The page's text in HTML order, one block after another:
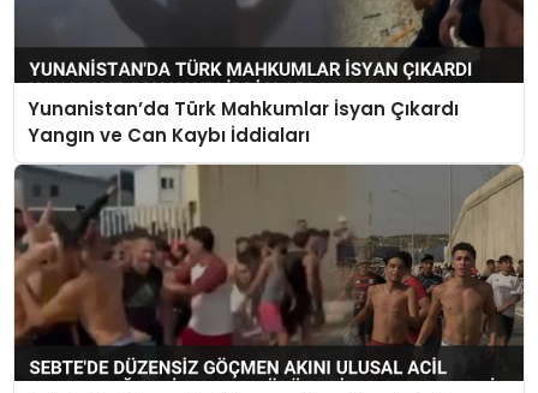
Yunanistan’da Türk Mahkumlar İsyan Çıkardı
Yangın ve Can Kaybı İddiaları